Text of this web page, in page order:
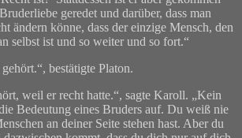
geredet und darüber, dass man
ändern könne, dass der einzige Mensch, den
selbst ist und so weiter und so fort.“
bestätigte Platon.
weil er recht hatte.“, sagte Karoll. „Kein
Bedeutung eines Bruders auf. Du weiß nie
an deiner Seite stehen hast. Aber du